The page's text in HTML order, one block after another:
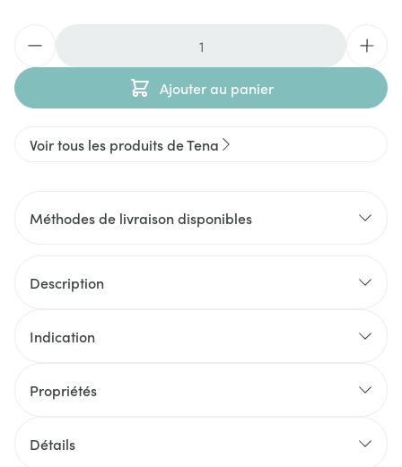
Ajouter au panier
Voir tous les produits de Tena
Méthodes de livraison disponibles
Description
Indication
Propriétés
Détails